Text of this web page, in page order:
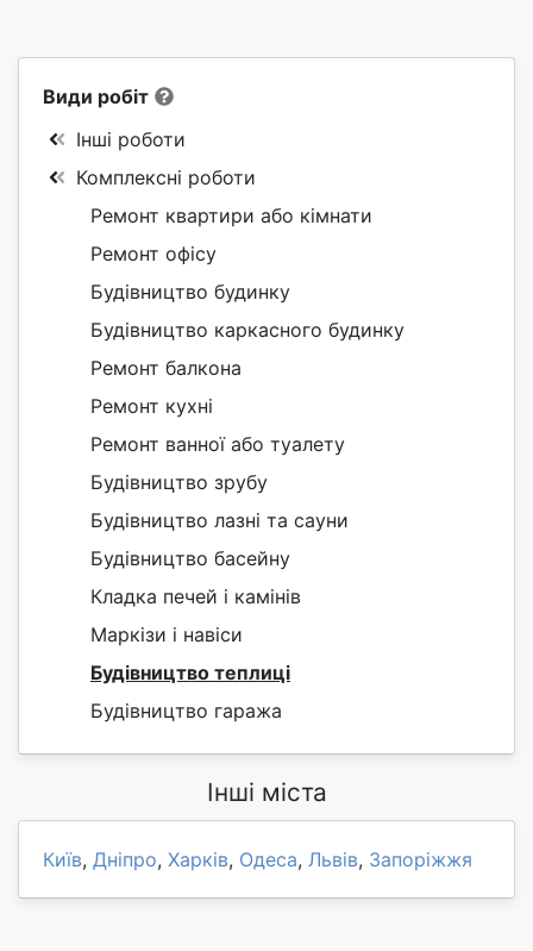
Види робіт
Інші роботи
Комплексні роботи
Ремонт квартири або кімнати
Ремонт офісу
Будівництво будинку
Будівництво каркасного будинку
Ремонт балкона
Ремонт кухні
Ремонт ванної або туалету
Будівництво зрубу
Будівництво лазні та сауни
Будівництво басейну
Кладка печей і камінів
Маркізи і навіси
Будівництво теплиці
Будівництво гаража
Інші міста
Київ, Дніпро, Харків, Одеса, Львів, Запоріжжя